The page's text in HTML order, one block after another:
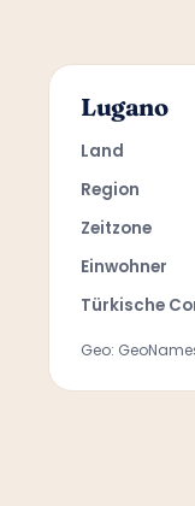
Lugano
Land
Region
Zeitzone
Einwohner
Türkische
Geo: